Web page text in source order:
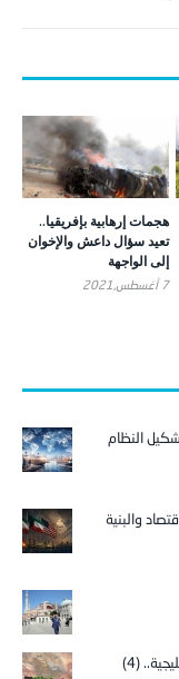
هجمات إرهابية بإفريقيا..
تعيد سؤال داعش والإخوان
إلى الواجهة
7 أغسطس,2021
النظام
والبنية
(4)